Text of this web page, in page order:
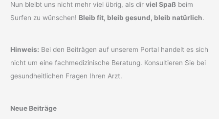
Nun bleibt uns nicht mehr viel übrig, als dirviel Spaß beim
Surfen zu wünschen! Bleib fit, bleib gesund, bleib natürlich.
Hinweis: Bei den Beiträgen auf unserem Portal handelt es sich
nicht um eine fachmedizinische Beratung. Konsultieren Sie bei
gesundheitlichen Fragen Ihren Arzt.
Neue Beiträge